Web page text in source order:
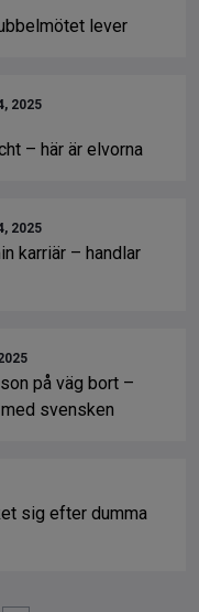
lever
2025
– här är elvorna
2025
karriär – handlar
på väg bort –
svensken
sig efter dumma